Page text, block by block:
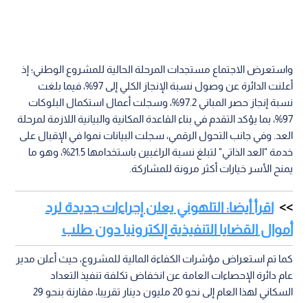
واستعرض الاجتماع مستجدات المرحلة الحالية للمشروع الوطني؛ إذ